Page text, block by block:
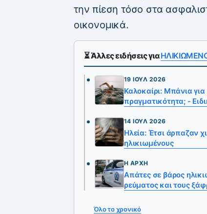
την πίεση τόσο στα
οικονομικά.
⏳ Άλλες ειδήσεις για
19 ΙΟΎΛ 2026
Καλοκαίρι: Μπάνια
πραγματικότητα; -
14 ΙΟΎΛ 2026
Ηλεία: Έτσι άρπαζαν
ηλικιωμένους
Η ΑΡΧΉ
Απάτες σε βάρος
ρεύματος και τους
Όλο το χρονικό